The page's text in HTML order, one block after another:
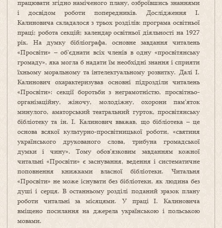
працювати згідно наміченого плану, озброївшись знаннями
і досвідом роботи попередників. До­слідження І.
Калиновича складалося з трьох розділів: програма освітньої
праці; робота секцій; календар освіт­ньої діяльності на 1927
рік. На думку бібліографа, основне завдання читалень
«Просвіти» – об’єднати всіх членів в одну «просвітянську
громаду», яка могла б надати їм необхідні знання і сприяти
їхньому моральному та інтелектуальному розвитку. Далі І.
Калинович охарактеризував основні підрозділи читалень
«Просвіти»: секції боротьби з неграмотністю, просвітньо-
організаційну, жіночу, молодіжну, охорони пам’яток
минулого, аматорський театральний гурток, просвітянську
бібліотеку та ін. І. Калинович вважав, що бібліотека – це
основа всякої культурно-просвітницької роботи, «святиня
українського дру­ко­ваного слова, трибуна громадської
думки і чину». Тому обов’язковим завданням кожної
читальні «Просвіти» є заснування, ведення і систематичне
поповнення книжками власної бібліотеки. Читальня
«Просвіти» не може існувати без бібліотеки, як людина без
душі і серця. В останньому розділі поданий зразок плану
роботи читальні за місяцями. У праці І. Калиновича
вміщено посилання на джерела українською і польською
мовами.